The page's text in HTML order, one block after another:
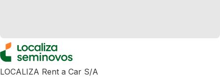
LOCALIZA Rent a Car S/A